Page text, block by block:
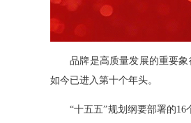
品牌是高质量发展的重要象征
如今已进入第十个年头。
“十五五”规划纲要部署的16